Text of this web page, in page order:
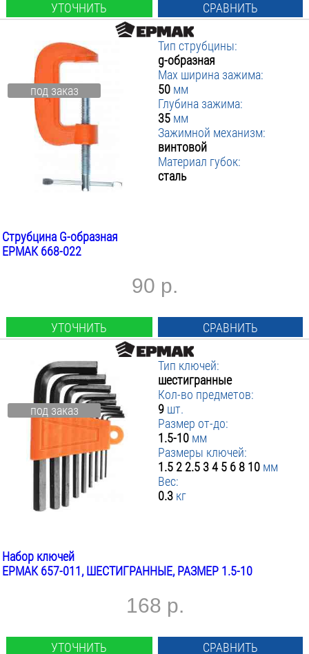
УТОЧНИТЬ СРАВНИТЬ
под заказ
Тип струбцины:
g-образная
Max ширина зажима:
50 мм
Глубина зажима:
35 мм
Зажимной механизм:
винтовой
Материал губок:
сталь
Струбцина G-образная
ЕРМАК 668-022
90 р.
УТОЧНИТЬ СРАВНИТЬ
под заказ
Тип ключей:
шестигранные
Кол-во предметов:
9 шт.
Размер от-до:
1.5-10 мм
Размеры ключей:
1.5 2 2.5 3 4 5 6 8 10 мм
Вес:
0.3 кг
Набор ключей
ЕРМАК 657-011, ШЕСТИГРАННЫЕ, РАЗМЕР 1.5-10
168 р.
УТОЧНИТЬ СРАВНИТЬ